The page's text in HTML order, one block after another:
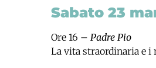
Sabato 23
Ore 16 – Padre Pio
La vita straordinaria e